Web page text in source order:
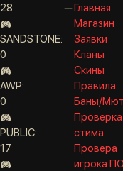
28
SANDSTONE:
0
AWP:
0
PUBLIC:
17
Главная
Магазин
Заявки
Кланы
Скины
Правила
Баны/Мют
Проверка
стима
Провера
игрока ПО